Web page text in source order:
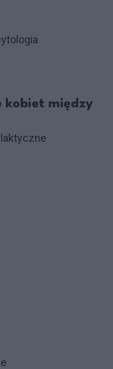
kobiet między